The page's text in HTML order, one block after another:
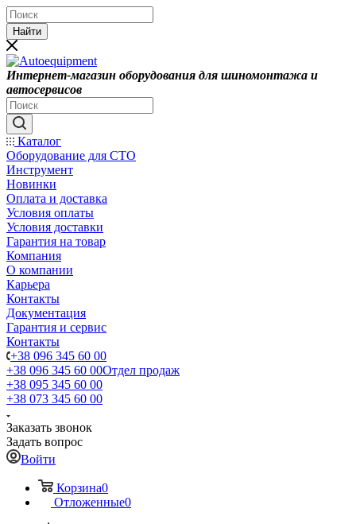
Найти
Интернет-магазин оборудования для шиномонтажа и
автосервисов
Каталог
Оборудование для СТО
Инструмент
Новинки
Оплата и доставка
Условия оплаты
Условия доставки
Гарантия на товар
Компания
О компании
Карьера
Контакты
Документация
Гарантия и сервис
Контакты
+38 096 345 60 00
+38 096 345 60 00Отдел продаж
+38 095 345 60 00
+38 073 345 60 00
Заказать звонок
Задать вопрос
Войти
Корзина0
Отложенные0